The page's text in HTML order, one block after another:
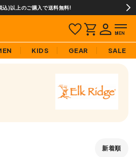
)以上のご購入で送料無料!
KIDS GEAR SALE
新着順